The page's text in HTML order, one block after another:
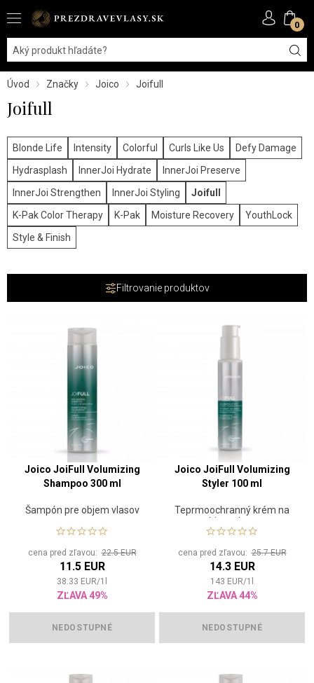
0
Úvod Značky Joico Joifull
Joifull
Blonde Life Intensity Colorful Curls Like Us
Defy Damage
Hydrasplash
InnerJoi Hydrate
InnerJoi Preserve
InnerJoi Strengthen
InnerJoi Styling
Joifull
K-Pak Color Therapy
K-Pak Moisture Recovery
YouthLock
Style & Finish
Filtrovanie produktov
Joico JoiFull Volumizing
Shampoo 300 ml
Šampón pre objem vlasov
cena pred zľavou:22.5 EUR
11.5 EUR
38.33 EUR/1
ZĽAVA 49%
NEDOSTUPNÉ
Joico JoiFull Volumizing
Styler 100 ml
Teprmoochranný krém na
objem vlasov
cena pred zľavou:25.7 EUR
14.3 EUR
143 EUR/1
ZĽAVA 44%
NEDOSTUPNÉ